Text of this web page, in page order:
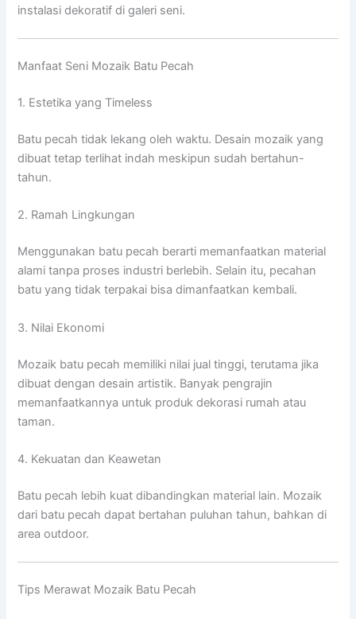
instalasi dekoratif di galeri seni.
Manfaat Seni Mozaik Batu Pecah
1. Estetika yang Timeless
Batu pecah tidak lekang oleh waktu. Desain mozaik yang
dibuat tetap terlihat indah meskipun sudah bertahun-
tahun.
2. Ramah Lingkungan
Menggunakan batu pecah berarti memanfaatkan material
alami tanpa proses industri berlebih. Selain itu, pecahan
batu yang tidak terpakai bisa dimanfaatkan kembali.
3. Nilai Ekonomi
Mozaik batu pecah memiliki nilai jual tinggi, terutama jika
dibuat dengan desain artistik. Banyak pengrajin
memanfaatkannya untuk produk dekorasi rumah atau
taman.
4. Kekuatan dan Keawetan
Batu pecah lebih kuat dibandingkan material lain. Mozaik
dari batu pecah dapat bertahan puluhan tahun, bahkan di
area outdoor.
Tips Merawat Mozaik Batu Pecah